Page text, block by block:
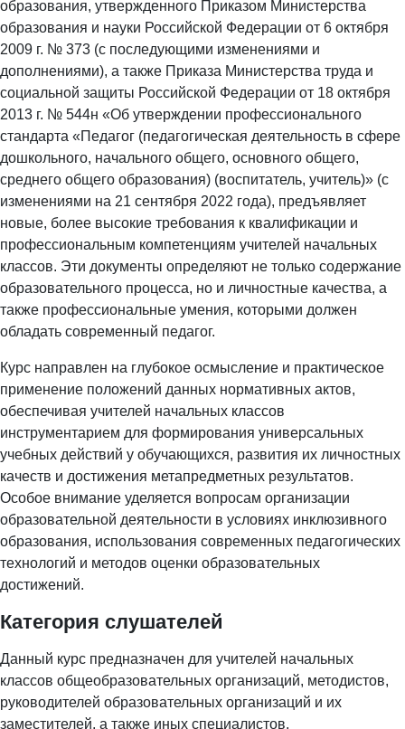
образования, утвержденного Приказом Министерства
образования и науки Российской Федерации от 6 октября
2009 г. № 373 (с последующими изменениями и
дополнениями), а также Приказа Министерства труда и
социальной защиты Российской Федерации от 18 октября
2013 г. № 544н «Об утверждении профессионального
стандарта «Педагог (педагогическая деятельность в сфере
дошкольного, начального общего, основного общего,
среднего общего образования) (воспитатель, учитель)» (с
изменениями на 21 сентября 2022 года), предъявляет
новые, более высокие требования к квалификации и
профессиональным компетенциям учителей начальных
классов. Эти документы определяют не только содержание
образовательного процесса, но и личностные качества, а
также профессиональные умения, которыми должен
обладать современный педагог.
Курс направлен на глубокое осмысление и практическое
применение положений данных нормативных актов,
обеспечивая учителей начальных классов
инструментарием для формирования универсальных
учебных действий у обучающихся, развития их личностных
качеств и достижения метапредметных результатов.
Особое внимание уделяется вопросам организации
образовательной деятельности в условиях инклюзивного
образования, использования современных педагогических
технологий и методов оценки образовательных
достижений.
Категория слушателей
Данный курс предназначен для учителей начальных
классов общеобразовательных организаций, методистов,
руководителей образовательных организаций и их
заместителей, а также иных специалистов,